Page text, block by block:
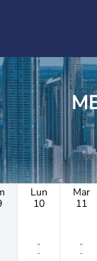
Lun
10
-
-
Mar
11
-
-